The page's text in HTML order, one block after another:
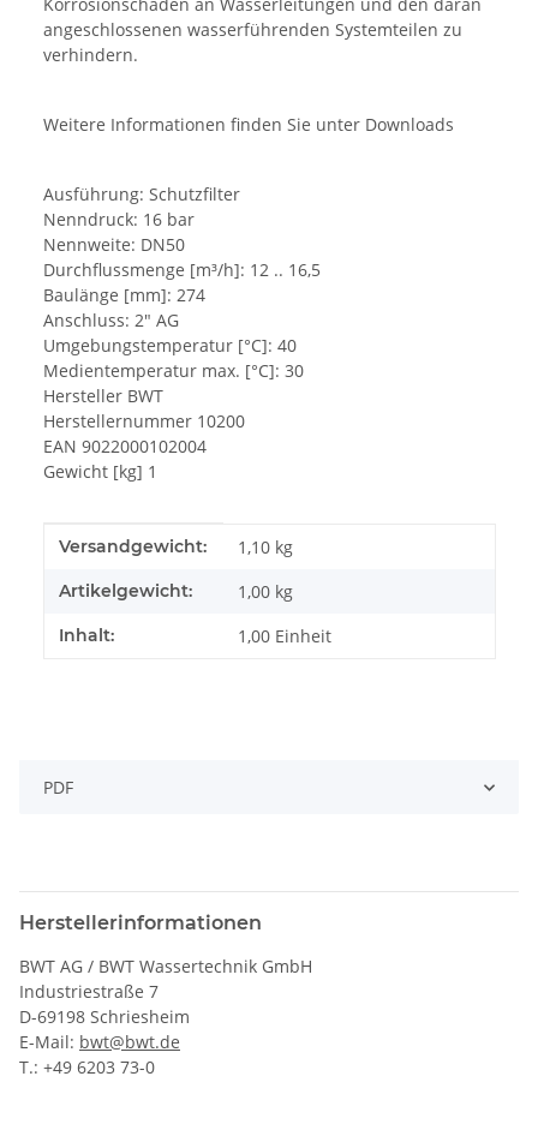
angeschlossenen wasserführenden Systemteilen zu
verhindern.
Weitere Informationen finden Sie unter Downloads
Ausführung: Schutzfilter
Nenndruck: 16 bar
Nennweite: DN50
Durchflussmenge [m³/h]: 12 .. 16,5
Baulänge [mm]: 274
Anschluss: 2" AG
Umgebungstemperatur [°C]: 40
Medientemperatur max. [°C]: 30
Hersteller BWT
Herstellernummer 10200
EAN 9022000102004
Gewicht [kg] 1
Produkteigenschaft
Wert
Versandgewicht: 1,10 kg
Artikelgewicht: 1,00 kg
Inhalt: 1,00 Einheit
PDF
Herstellerinformationen
BWT AG / BWT Wassertechnik GmbH
Industriestraße 7
D-69198 Schriesheim
E-Mail: bwt@bwt.de
T.: +49 6203 73-0